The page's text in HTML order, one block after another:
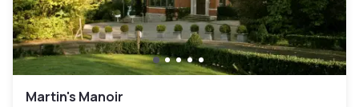
Martin's Manoir